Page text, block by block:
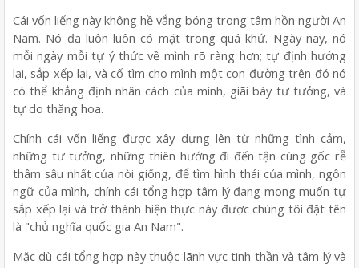
Cái vốn liếng này không hề vắng bóng trong tâm hồn người An
Nam. Nó đã luôn luôn có mặt trong quá khứ. Ngày nay, nó
mỗi ngày mỗi tự ý thức về mình rõ ràng hơn; tự định hướng
lại, sắp xếp lại, và cố tìm cho mình một con đường trên đó nó
có thể khẳng định nhân cách của mình, giãi bày tư tưởng, và
tự do thăng hoa.
Chính cái vốn liếng được xây dựng lên từ những tình cảm,
những tư tưởng, những thiên hướng đi đến tận cùng gốc rễ
thâm sâu nhất của nòi giống, để tìm hình thái của mình, ngôn
ngữ của mình, chính cái tổng hợp tâm lý đang mong muốn tự
sắp xếp lại và trở thành hiện thực này được chúng tôi đặt tên
là "chủ nghĩa quốc gia An Nam".
Mặc dù cái tổng hợp này thuộc lãnh vực tinh thần và tâm lý và